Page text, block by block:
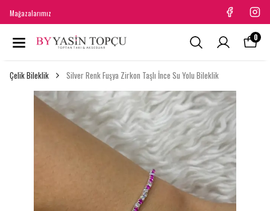
Mağazalarımız
0
Çelik Bileklik Silver Renk Fuşya Zirkon Taşlı İnce Su Yolu Bileklik